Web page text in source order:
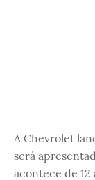
A Chevrolet
será
acontece de 12